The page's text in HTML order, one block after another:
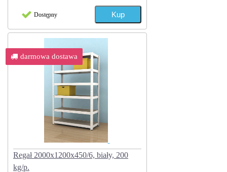
Dostępny
Regał 2000x1200x450/6, biały, 200
kg/p.
darmowa dostawa